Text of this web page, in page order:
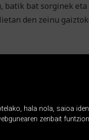
bat sorginek eta
den zeinu
hala nola, saioa
zenbait